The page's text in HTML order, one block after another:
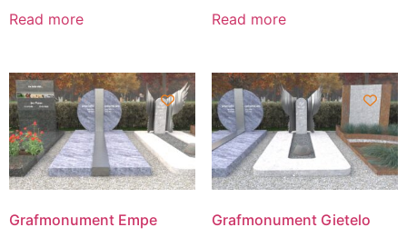
Read more Read more
Grafmonument Empe Grafmonument Gietelo